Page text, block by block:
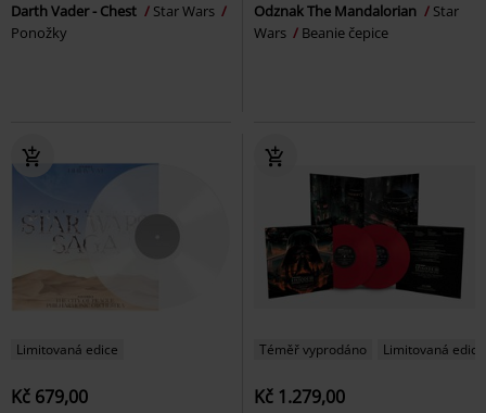
Darth Vader - Chest
Star Wars
Ponožky
Odznak The Mandalorian
Star
Wars
Beanie čepice
Limitovaná edice
Kč 679,00
Téměř vyprodáno Limitovaná edice
Kč 1.279,00